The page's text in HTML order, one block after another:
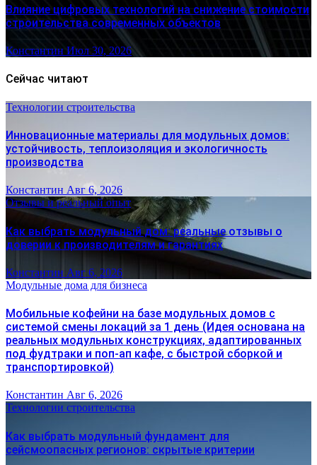
Влияние цифровых технологий на снижение стоимости
строительства современных объектов
Константин Июл 30, 2026
Сейчас читают
Технологии строительства
Инновационные материалы для модульных домов:
устойчивость, теплоизоляция и экологичность
производства
Константин Авг 6, 2026
Отзывы и реальный опыт
Как выбрать модульный дом: реальные отзывы о
доверии к производителям и гарантиях
Константин Авг 6, 2026
Модульные дома для бизнеса
Мобильные кофейни на базе модульных домов с
системой смены локаций за 1 день (Идея основана на
реальных модульных конструкциях, адаптированных
под фудтраки и поп-ап кафе, с быстрой сборкой и
транспортировкой)
Константин Авг 6, 2026
Технологии строительства
Как выбрать модульный фундамент для
сейсмоопасных регионов: скрытые критерии